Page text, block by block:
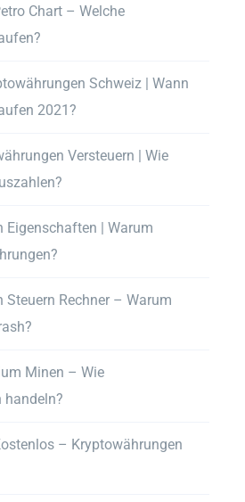
Chart – Welche
Schweiz | Wann
2021?
Versteuern | Wie
Eigenschaften | Warum
Steuern Rechner – Warum
Minen – Wie
handeln?
– Kryptowährungen